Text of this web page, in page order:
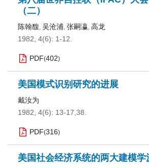
（二）
陈翰馥, 吴沧浦, 张嗣瀛, 高龙
1982, 4(6): 1-12.
PDF(402)
美国模式识别研究的进展
戴汝为
1982, 4(6): 13-17,38.
PDF(316)
美国社会经济系统的两大建模学